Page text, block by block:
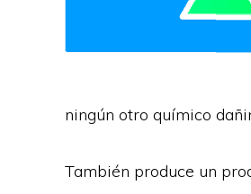
ningún otro químico
También produce un